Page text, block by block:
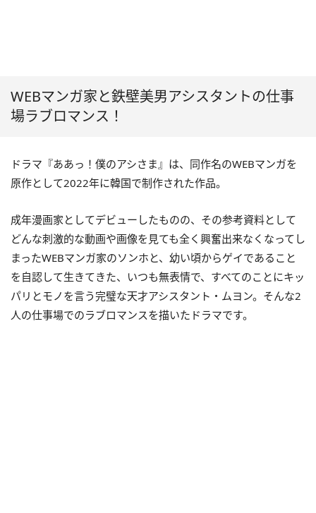
WEBマンガ家と鉄壁美男アシスタントの仕事
場ラブロマンス！
ドラマ『ああっ！僕のアシさま』は、同作名のWEBマンガを
原作として2022年に韓国で制作された作品。
成年漫画家としてデビューしたものの、その参考資料として
どんな刺激的な動画や画像を見ても全く興奮出来なくなってし
まったWEBマンガ家のソンホと、幼い頃からゲイであること
を自認して生きてきた、いつも無表情で、すべてのことにキッ
パリとモノを言う完璧な天才アシスタント・ムヨン。そんな2
人の仕事場でのラブロマンスを描いたドラマです。